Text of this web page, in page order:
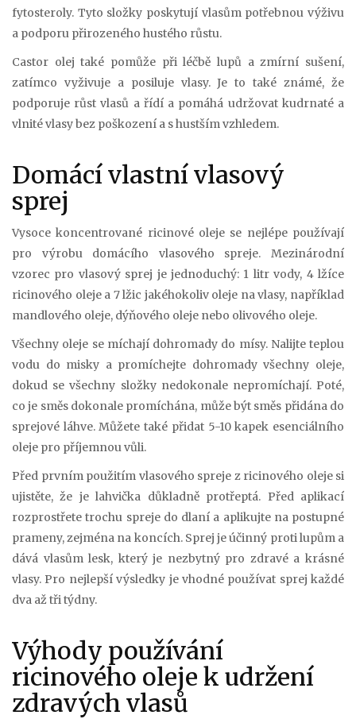
fytosteroly. Tyto složky poskytují vlasům potřebnou výživu
a podporu přirozeného hustého růstu.
Castor olej také pomůže při léčbě lupů a zmírní sušení,
zatímco vyživuje a posiluje vlasy. Je to také známé, že
podporuje růst vlasů a řídí a pomáhá udržovat kudrnaté a
vlnité vlasy bez poškození a s hustším vzhledem.
Domácí vlastní vlasový
sprej
Vysoce koncentrované ricinové oleje se nejlépe používají
pro výrobu domácího vlasového spreje. Mezinárodní
vzorec pro vlasový sprej je jednoduchý: 1 litr vody, 4 lžíce
ricinového oleje a 7 lžic jakéhokoliv oleje na vlasy, například
mandlového oleje, dýňového oleje nebo olivového oleje.
Všechny oleje se míchají dohromady do mísy. Nalijte teplou
vodu do misky a promíchejte dohromady všechny oleje,
dokud se všechny složky nedokonale nepromíchají. Poté,
co je směs dokonale promíchána, může být směs přidána do
sprejové láhve. Můžete také přidat 5-10 kapek esenciálního
oleje pro příjemnou vůli.
Před prvním použitím vlasového spreje z ricinového oleje si
ujistěte, že je lahvička důkladně protřeptá. Před aplikací
rozprostřete trochu spreje do dlaní a aplikujte na postupné
prameny, zejména na koncích. Sprej je účinný proti lupům a
dává vlasům lesk, který je nezbytný pro zdravé a krásné
vlasy. Pro nejlepší výsledky je vhodné používat sprej každé
dva až tři týdny.
Výhody používání
ricinového oleje k udržení
zdravých vlasů